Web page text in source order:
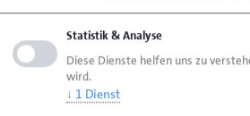
Maurermeister Eko Neeland in
März)
Maurermeister Dietmar Meyer in
Kraftfahrzeugmechanikermeister
Statistik & Analyse
Diese Dienste helfen uns zu
wird.
↓ 1 Dienst